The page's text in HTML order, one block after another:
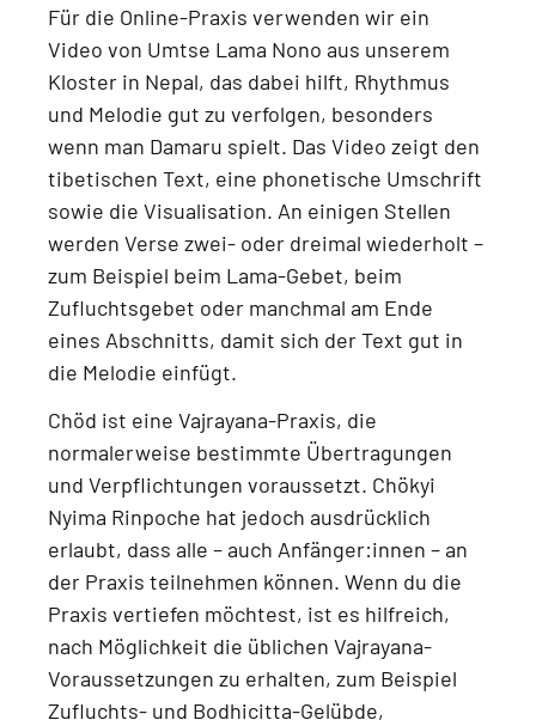
Für die Online-Praxis verwenden wir ein
Video von Umtse Lama Nono aus unserem
Kloster in Nepal, das dabei hilft, Rhythmus
und Melodie gut zu verfolgen, besonders
wenn man Damaru spielt. Das Video zeigt den
tibetischen Text, eine phonetische Umschrift
sowie die Visualisation. An einigen Stellen
werden Verse zwei- oder dreimal wiederholt –
zum Beispiel beim Lama-Gebet, beim
Zufluchtsgebet oder manchmal am Ende
eines Abschnitts, damit sich der Text gut in
die Melodie einfügt.
Chöd ist eine Vajrayana-Praxis, die
normalerweise bestimmte Übertragungen
und Verpflichtungen voraussetzt. Chökyi
Nyima Rinpoche hat jedoch ausdrücklich
erlaubt, dass alle – auch Anfänger:innen – an
der Praxis teilnehmen können. Wenn du die
Praxis vertiefen möchtest, ist es hilfreich,
nach Möglichkeit die üblichen Vajrayana-
Voraussetzungen zu erhalten, zum Beispiel
Zufluchts- und Bodhicitta-Gelübde,